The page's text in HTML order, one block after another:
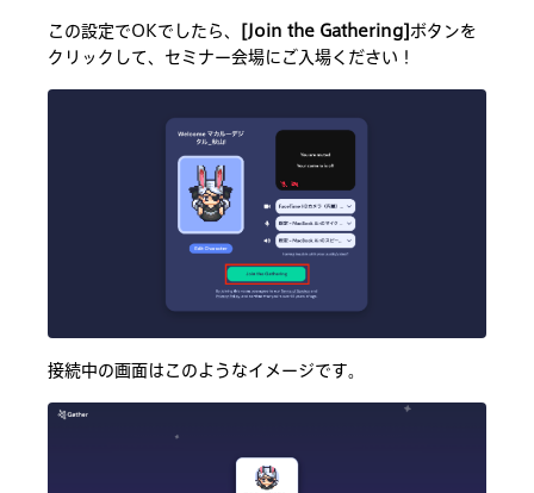
この設定でOKでしたら、 [Join the Gathering] ボタンを
クリックして、セミナー会場にご入場ください！
接続中の画面はこのようなイメージです。